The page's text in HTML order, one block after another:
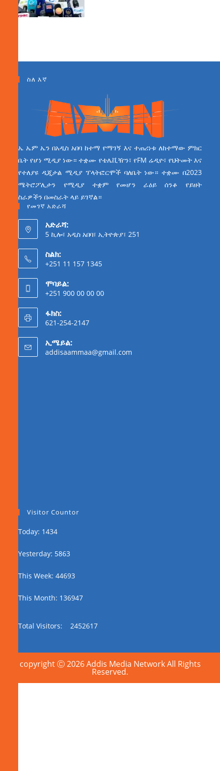
ስለ እኛ
ኤ ኤም ኤን በአዲስ አበባ ከተማ የማገኝ እና ተጠሪነቱ ለከተማው ምክር
ቤት የሆነ ሚዲያ ነው። ተቋሙ የቴሌቪዥን፣ የFM ሬዲዮ፣ የህትመት እና
የተለያዩ ዲጂታል ሚዲያ ፕላትፎርሞች ባለቤት ነው። ተቋሙ በ2023
ሜትሮፖሊታን የሚዲያ ተቋም የመሆን ራዕይ ሰንቆ የይዘት
ስራዎችን በመስራት ላይ ይገኛል።
የመገኛ አድራሻ
አድራሻ:
5 ኪሎ፣ አዲስ አበባ፣ ኢትዮጵያ፣ 251
ስልክ:
+251 11 157 1345
ሞባይል:
+251 900 00 00 00
ፋክስ:
621-254-2147
ኢሜይል:
addisaammaa@gmail.com
Visitor Countor
Today: 1434
Yesterday: 5863
This Week: 44693
This Month: 136947
Total Visitors: 2452617
copyright Ⓒ 2026 Addis Media Network All Rights
Reserved.